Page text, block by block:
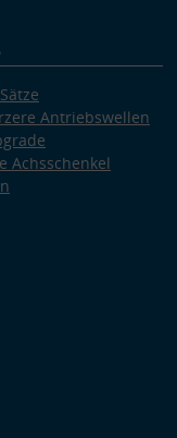
Antriebswellen
Achsschenkel